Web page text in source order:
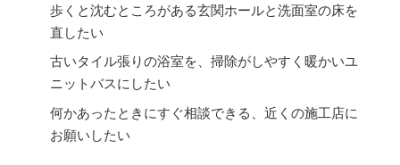
歩くと沈むところがある玄関ホールと洗面室の床を
直したい
古いタイル張りの浴室を、掃除がしやすく暖かいユ
ニットバスにしたい
何かあったときにすぐ相談できる、近くの施工店に
お願いしたい